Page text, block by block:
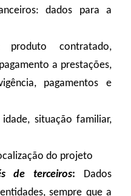
dados para a
produto contratado,
a prestações,
pagamentos e
situação familiar,
do projeto
de terceiros: Dados
sempre que a